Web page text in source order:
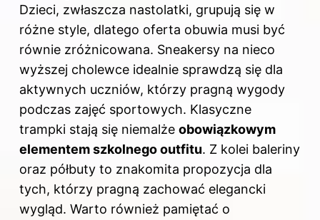
Dzieci, zwłaszcza nastolatki, grupują się w
różne style, dlatego oferta obuwia musi być
równie zróżnicowana. Sneakersy na nieco
wyższej cholewce idealnie sprawdzą się dla
aktywnych uczniów, którzy pragną wygody
podczas zajęć sportowych. Klasyczne
trampki stają się niemalże obowiązkowym
elementem szkolnego outfitu. Z kolei baleriny
oraz półbuty to znakomita propozycja dla
tych, którzy pragną zachować elegancki
wygląd. Warto również pamiętać o